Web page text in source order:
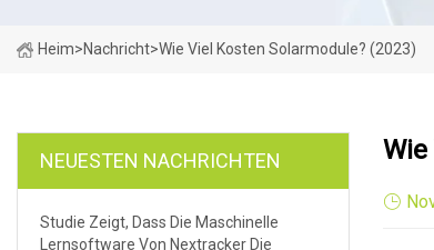
Heim>Nachricht>Wie Viel Kosten Solarmodule? (2023)
NEUESTEN NACHRICHTEN
Studie Zeigt, Dass Die Maschinelle
Lernsoftware Von Nextracker Die